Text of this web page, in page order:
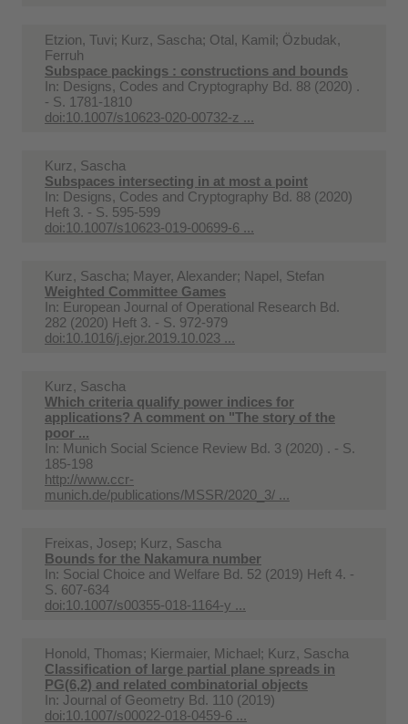
Etzion, Tuvi; Kurz, Sascha; Otal, Kamil; Özbudak,
Ferruh
Subspace packings : constructions and bounds
In: Designs, Codes and Cryptography Bd. 88 (2020) .
- S. 1781-1810
doi:10.1007/s10623-020-00732-z ...
Kurz, Sascha
Subspaces intersecting in at most a point
In: Designs, Codes and Cryptography Bd. 88 (2020)
Heft 3. - S. 595-599
doi:10.1007/s10623-019-00699-6 ...
Kurz, Sascha; Mayer, Alexander; Napel, Stefan
Weighted Committee Games
In: European Journal of Operational Research Bd.
282 (2020) Heft 3. - S. 972-979
doi:10.1016/j.ejor.2019.10.023 ...
Kurz, Sascha
Which criteria qualify power indices for
applications? A comment on "The story of the
poor ...
In: Munich Social Science Review Bd. 3 (2020) . - S.
185-198
http://www.ccr-
munich.de/publications/MSSR/2020_3/ ...
Freixas, Josep; Kurz, Sascha
Bounds for the Nakamura number
In: Social Choice and Welfare Bd. 52 (2019) Heft 4. -
S. 607-634
doi:10.1007/s00355-018-1164-y ...
Honold, Thomas; Kiermaier, Michael; Kurz, Sascha
Classification of large partial plane spreads in
PG(6,2) and related combinatorial objects
In: Journal of Geometry Bd. 110 (2019)
doi:10.1007/s00022-018-0459-6 ...